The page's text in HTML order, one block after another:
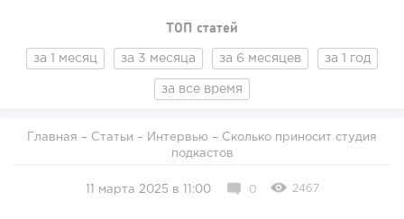
ТОП статей
за 1 месяц за 3 месяца за 6 месяцев за 1 год
за все время
Главная – Статьи – Интервью
подкастов
11 марта 2025 в 11:00 0 2467